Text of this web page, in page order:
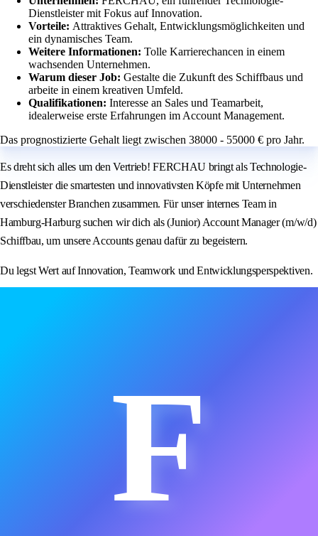
Dienstleister mit Fokus auf Innovation.
Vorteile: Attraktives Gehalt, Entwicklungsmöglichkeiten und
ein dynamisches Team.
Weitere Informationen: Tolle Karrierechancen in einem
wachsenden Unternehmen.
Warum dieser Job: Gestalte die Zukunft des Schiffbaus und
arbeite in einem kreativen Umfeld.
Qualifikationen: Interesse an Sales und Teamarbeit,
idealerweise erste Erfahrungen im Account Management.
Das prognostizierte Gehalt liegt zwischen 38000 - 55000 € pro Jahr.
Es dreht sich alles um den Vertrieb! FERCHAU bringt als Technologie-
Dienstleister die smartesten und innovativsten Köpfe mit Unternehmen
verschiedenster Branchen zusammen. Für unser internes Team in
Hamburg-Harburg suchen wir dich als (Junior) Account Manager (m/w/d)
Schiffbau, um unsere Accounts genau dafür zu begeistern.
Du legst Wert auf Innovation, Teamwork und Entwicklungsperspektiven.
F